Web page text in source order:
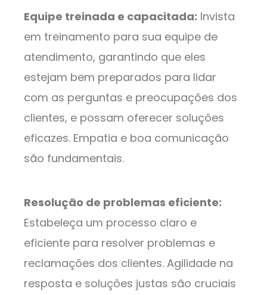
Equipe treinada e capacitada: Invista
em treinamento para sua equipe de
atendimento, garantindo que eles
estejam bem preparados para lidar
com as perguntas e preocupações dos
clientes, e possam oferecer soluções
eficazes. Empatia e boa comunicação
são fundamentais.
Resolução de problemas eficiente:
Estabeleça um processo claro e
eficiente para resolver problemas e
reclamações dos clientes. Agilidade na
resposta e soluções justas são cruciais